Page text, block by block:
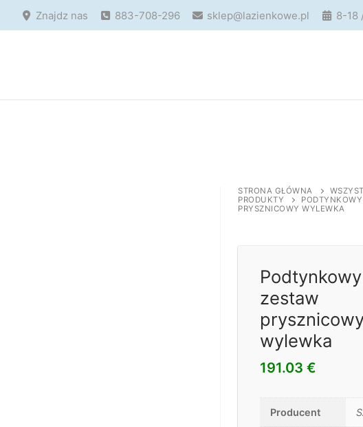
Znajdz nas 883-708-296 sklep@lazienkowe.pl 8-18
STRONA GŁÓWNA
PRODUKTY
PRYSZNICOWY WYLEWKA
Podtynkowy
zestaw
wylewka
191.03 €
Producent